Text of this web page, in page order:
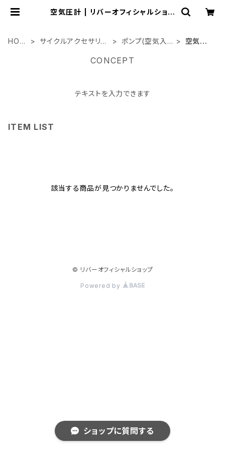
空気圧計 | リバーオフィシャルショッ
HOM
サイクルアクセサリー
ポンプ(空気入
空気圧
CONCEPT
テキストを入力できます
ITEM LIST
該当する商品が見つかりませんでした。
© リバーオフィシャルショップ
Powered by
ショップに質問する